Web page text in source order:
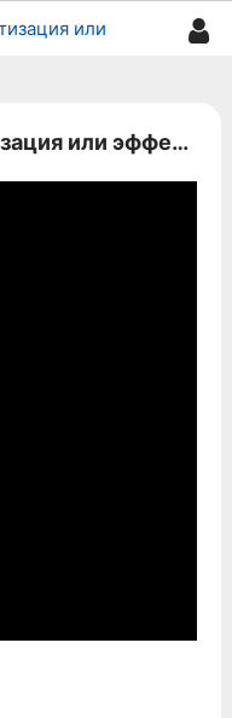
Экспозиция: ретравматизация или эффективная работа